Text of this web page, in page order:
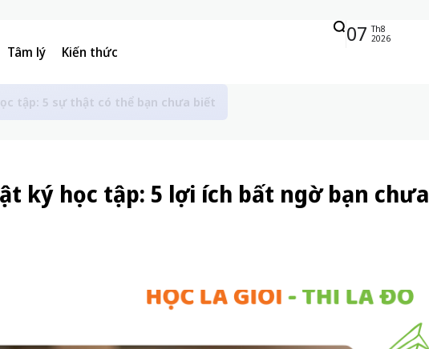
Tâm lý Kiến thức
07 Th8
2026
nguyên nhân và cách giúp các em lấy lại niềm tin
ký học tập: 5 lợi ích bất ngờ bạn chưa